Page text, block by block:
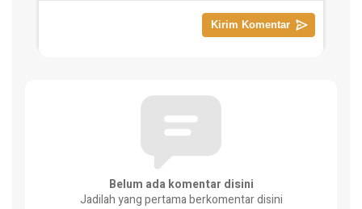
Belum ada komentar disini
Jadilah yang pertama berkomentar disini